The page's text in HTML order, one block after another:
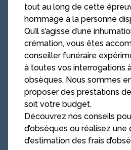
tout au long de cette
hommage à la personne
Qu’il s’agisse d’une
crémation, vous êtes
conseiller funéraire
à toutes vos interrogations
obsèques. Nous sommes
proposer des prestations
soit votre budget.
Découvrez nos conseils
d’obsèques ou réalisez une
d’estimation des frais